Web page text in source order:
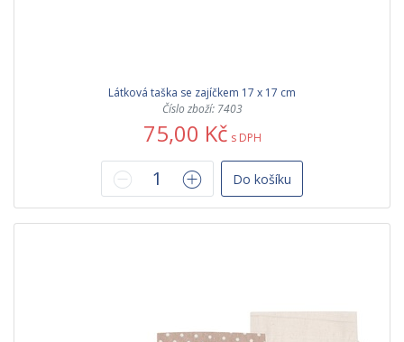
Látková taška se zajíčkem 17 x 17 cm
Číslo zboží: 7403
75,00 Kč s DPH
Do košíku